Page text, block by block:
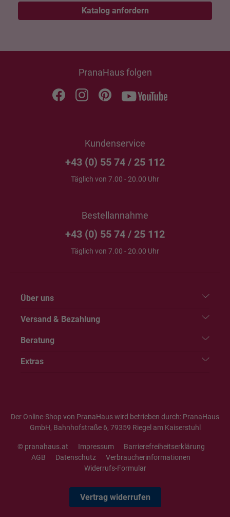
Katalog anfordern
PranaHaus folgen
Kundenservice
+43 (0) 55 74 / 25 112
Täglich von 7.00 - 20.00 Uhr
Bestellannahme
+43 (0) 55 74 / 25 112
Täglich von 7.00 - 20.00 Uhr
Über uns
Versand & Bezahlung
Beratung
Extras
Der Online-Shop von PranaHaus wird betrieben durch: PranaHaus
GmbH, Bahnhofstraße 6, 79359 Riegel am Kaiserstuhl
© pranahaus.at Impressum
Barrierefreiheitserklärung
AGB
Datenschutz
Verbraucherinformationen
Widerrufs-Formular
Vertrag widerrufen